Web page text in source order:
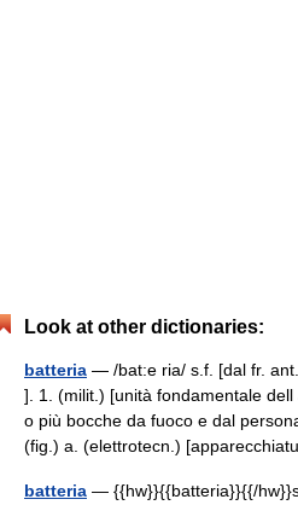
Look at other dictionaries:
batteria — /bat:e ria/ s.f. [dal fr.
]. 1. (milit.) [unità fondamentale
o più bocche da fuoco e dal
(fig.) a. (elettrotecn.)
batteria — {{hw}}{{batteria}}{{/